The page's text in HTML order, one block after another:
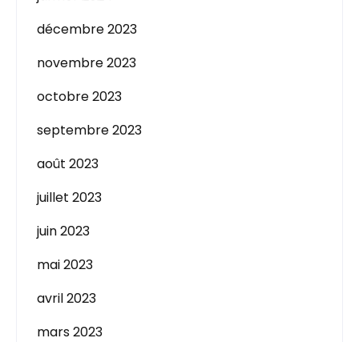
décembre 2023
novembre 2023
octobre 2023
septembre 2023
août 2023
juillet 2023
juin 2023
mai 2023
avril 2023
mars 2023